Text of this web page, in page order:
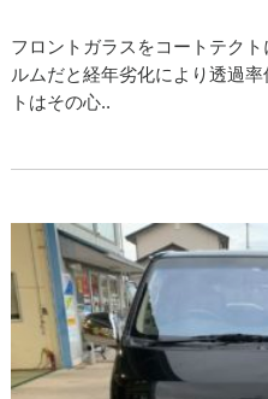
フロントガラスをコートテク
ルムだと経年劣化により透過
トはその心..